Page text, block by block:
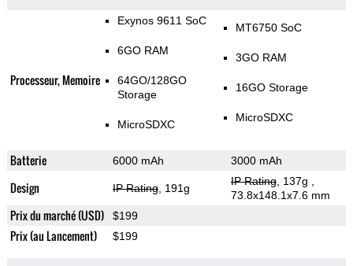
Processeur, Memoire
Exynos 9611 SoC
6GO RAM
64GO/128GO
Storage
MicroSDXC
MT6750 SoC
3GO RAM
16GO Storage
MicroSDXC
Batterie 6000 mAh 3000 mAh
Design IP Rating, 191g
IP Rating, 137g
73.8x148.1x7.6 mm
Prix du marché (USD) $199
Prix (au Lancement) $199